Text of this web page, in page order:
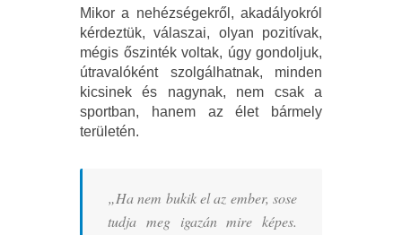
Mikor a nehézségekről, akadályokról
kérdeztük, válaszai, olyan pozitívak,
mégis őszinték voltak, úgy gondoljuk,
útravalóként szolgálhatnak, minden
kicsinek és nagynak, nem csak a
sportban, hanem az élet bármely
területén.
„Ha nem bukik el az ember, sose
tudja meg igazán mire képes.